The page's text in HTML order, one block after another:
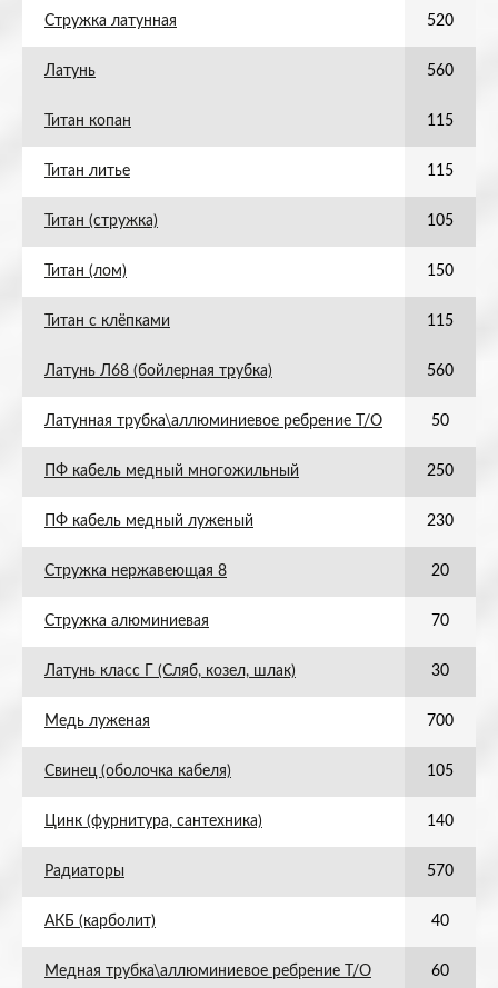
Стружка латунная 520
Латунь 560
Титан копан 115
Титан литье 115
Титан (стружка) 105
Титан (лом) 150
Титан с клёпками 115
Латунь Л68 (бойлерная трубка) 560
Латунная трубка\аллюминиевое ребрение Т/О 50
ПФ кабель медный многожильный 250
ПФ кабель медный луженый 230
Стружка нержавеющая 8 20
Стружка алюминиевая 70
Латунь класс Г (Сляб, козел, шлак) 30
Медь луженая 700
Свинец (оболочка кабеля) 105
Цинк (фурнитура, сантехника) 140
Радиаторы 570
АКБ (карболит) 40
Медная трубка\аллюминиевое ребрение Т/О 60